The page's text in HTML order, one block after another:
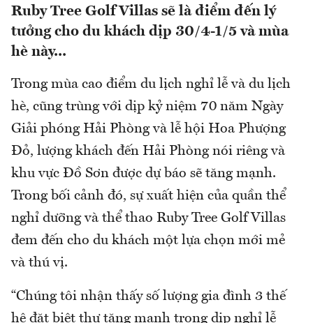
Ruby Tree Golf Villas sẽ là điểm đến lý
tưởng cho du khách dịp 30/4-1/5 và mùa
hè này...
Trong mùa cao điểm du lịch nghỉ lễ và du lịch
hè, cũng trùng với dịp kỷ niệm 70 năm Ngày
Giải phóng Hải Phòng và lễ hội Hoa Phượng
Đỏ, lượng khách đến Hải Phòng nói riêng và
khu vực Đồ Sơn được dự báo sẽ tăng mạnh.
Trong bối cảnh đó, sự xuất hiện của quần thể
nghỉ dưỡng và thể thao Ruby Tree Golf Villas
đem đến cho du khách một lựa chọn mới mẻ
và thú vị.
“Chúng tôi nhận thấy số lượng gia đình 3 thế
hệ đặt biệt thự tăng mạnh trong dịp nghỉ lễ